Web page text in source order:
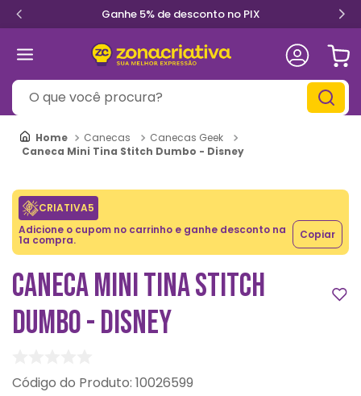
Ganhe 5% de desconto no PIX
O que você procura?
Canecas
Canecas Geek
Caneca Mini Tina Stitch Dumbo - Disney
CRIATIVA5
Adicione o cupom no carrinho e ganhe desconto na
1a compra. Copiar
CANECA MINI TINA STITCH
DUMBO - DISNEY
: 10026599